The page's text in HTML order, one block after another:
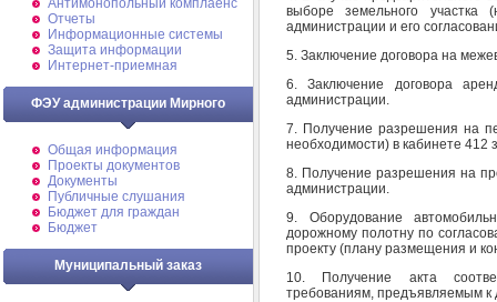
Антимонопольный комплаенс
Отчеты
Информационные системы
Защита информации
Интернет-приемная
ФЭУ администрации Мирного
Общая информация
Проекты документов
Документы
Публичные слушания
Бюджет для граждан
Бюджет
Муниципальный заказ
выборе земельного
администрации и его
5. Заключение договора на
6. Заключение договора
администрации.
7. Получение разрешения на
необходимости) в кабинете 412
8. Получение разрешения на
администрации.
9. Оборудование
дорожному полотну по
проекту (плану размещения и
10. Получение акта
требованиям, предъявляемым к